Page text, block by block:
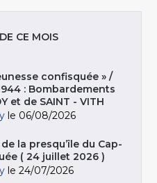
CE MOIS
confisquée » /
: Bombardements
et de SAINT - VITH
le 06/08/2026
la presqu’île du Cap-
( 24 juillet 2026 )
le 24/07/2026